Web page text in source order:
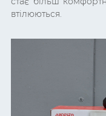
втілюються.